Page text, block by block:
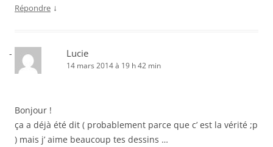
Répondre ↓
Lucie
14 mars 2014 à 19 h 42 min
Bonjour !
ça a déjà été dit ( probablement parce que c’ est la vérité ;p
) mais j’ aime beaucoup tes dessins …